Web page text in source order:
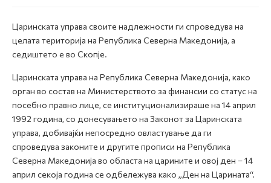
Царинската управа своите надлежности ги спроведува на
целата територија на Република Северна Македонија, а
седиштето е во Скопје.
Царинската управа на Република Северна Македонија, како
орган во состав на Министерството за финансии со статус на
посебно правно лице, се институционализираше на 14 април
1992 година, со донесувањето на Законот за Царинската
управа, добивајќи непосредно овластување да ги
спроведува законите и другите прописи на Република
Северна Македонија во областа на царините и овој ден – 14
април секоја година се одбележува како „Ден на Царината“.